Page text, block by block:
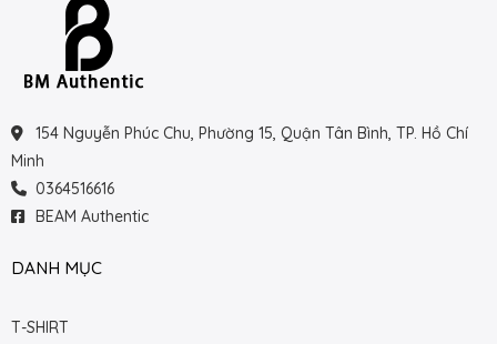
154 Nguyễn Phúc Chu, Phường 15, Quận Tân Bình, TP. Hồ Chí
Minh
0364516616
BEAM Authentic
DANH MỤC
T-SHIRT